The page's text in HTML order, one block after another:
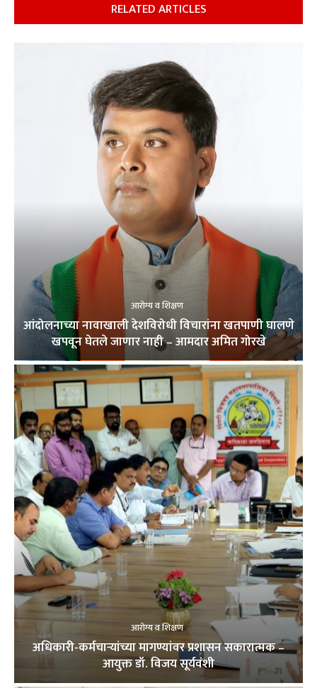
RELATED ARTICLES
आरोग्य व शिक्षण
आंदोलनाच्या नावाखाली देशविरोधी विचारांना खतपाणी घालणे
खपवून घेतले जाणार नाही – आमदार अमित गोरखे
आरोग्य व शिक्षण
अधिकारी-कर्मचाऱ्यांच्या मागण्यांवर प्रशासन सकारात्मक –
आयुक्त डॉ. विजय सूर्यवंशी